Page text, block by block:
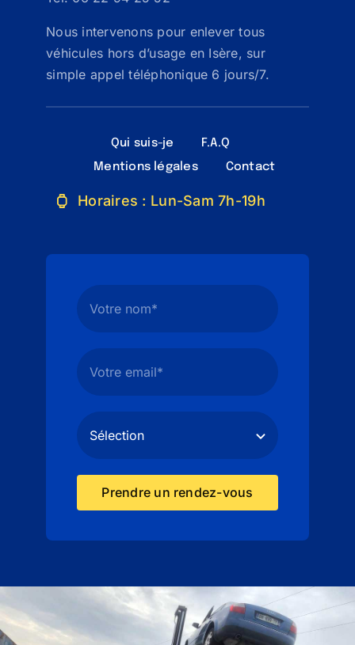
Nous intervenons pour enlever tous
véhicules hors d’usage en Isère, sur
simple appel téléphonique 6 jours/7.
Qui suis-je
F.A.Q
Mentions légales
Contact
Horaires : Lun-Sam 7h-19h
Prendre un rendez-vous